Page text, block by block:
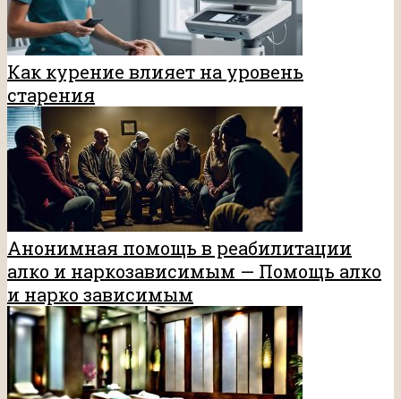
Как курение влияет на уровень
старения
Анонимная помощь в реабилитации
алко и наркозависимым — Помощь алко
и нарко зависимым